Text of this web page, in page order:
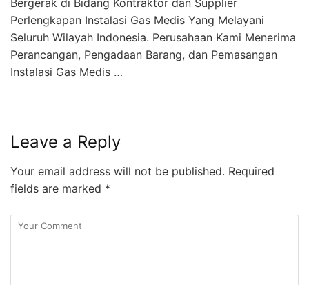
Bergerak di Bidang Kontraktor dan Supplier
Perlengkapan Instalasi Gas Medis Yang Melayani
Seluruh Wilayah Indonesia. Perusahaan Kami Menerima
Perancangan, Pengadaan Barang, dan Pemasangan
Instalasi Gas Medis …
Leave a Reply
Your email address will not be published. Required
fields are marked *